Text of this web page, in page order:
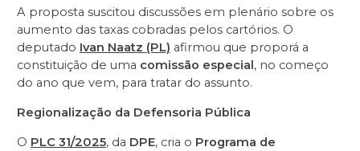
A proposta suscitou discussões em plenário sobre os
aumento das taxas cobradas pelos cartórios. O
deputado Ivan Naatz (PL) afirmou que proporá a
constituição de uma comissão especial, no começo
do ano que vem, para tratar do assunto.
Regionalização da Defensoria Pública
O PLC 31/2025, da DPE, cria o Programa de